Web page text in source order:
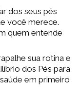
dos seus pés
você merece.
quem entende
sua rotina e
dos Pés para
em primeiro